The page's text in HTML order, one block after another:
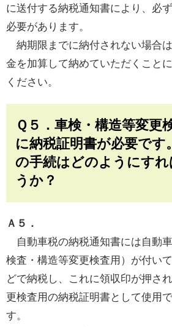
に送付する納税通知書により、必
必要があります。
納期限までに納付されない場合
金を加算して納めていただくこと
ください。
Ｑ５．車検・構造等変更
に納税証明書が必要です
の手続はどのようにすれ
うか？
Ａ５．
自動車税の納税通知書には自動
検査・構造等変更検査用）が付い
どで納税し、これに領収印が押さ
更検査用の納税証明書として使用
す。